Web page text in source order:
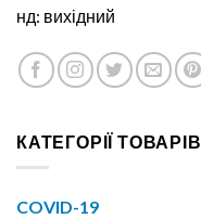
нд: вихідний
КАТЕГОРІЇ ТОВАРІВ
COVID-19